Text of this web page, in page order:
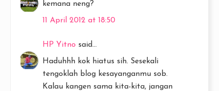
kemana neng?
11 April 2012 at 18:50
HP Yitno said...
Haduhhh kok hiatus sih. Sesekali
tengoklah blog kesayanganmu sob.
Kalau kangen sama kita-kita, jangan